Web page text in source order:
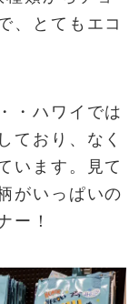
、とてもエコ
・ハワイでは
ており、なく
います。見て
がいっぱいの
ー！